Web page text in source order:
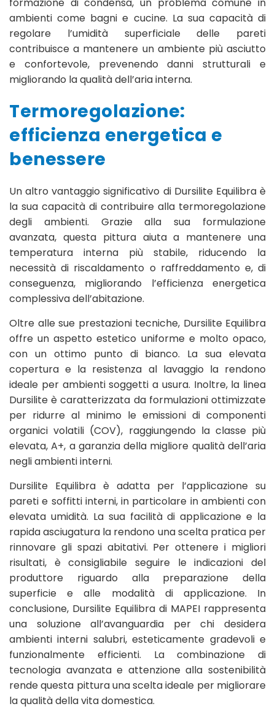
formazione di condensa, un problema comune in
ambienti come bagni e cucine. La sua capacità di
regolare l’umidità superficiale delle pareti
contribuisce a mantenere un ambiente più asciutto
e confortevole, prevenendo danni strutturali e
migliorando la qualità dell’aria interna.​
Termoregolazione:
efficienza energetica e
benessere
Un altro vantaggio significativo di Dursilite Equilibra è
la sua capacità di contribuire alla termoregolazione
degli ambienti. Grazie alla sua formulazione
avanzata, questa pittura aiuta a mantenere una
temperatura interna più stabile, riducendo la
necessità di riscaldamento o raffreddamento e, di
conseguenza, migliorando l’efficienza energetica
complessiva dell’abitazione.​
Oltre alle sue prestazioni tecniche, Dursilite Equilibra
offre un aspetto estetico uniforme e molto opaco,
con un ottimo punto di bianco. La sua elevata
copertura e la resistenza al lavaggio la rendono
ideale per ambienti soggetti a usura. Inoltre, la linea
Dursilite è caratterizzata da formulazioni ottimizzate
per ridurre al minimo le emissioni di componenti
organici volatili (COV), raggiungendo la classe più
elevata, A+, a garanzia della migliore qualità dell’aria
negli ambienti interni.
Dursilite Equilibra è adatta per l’applicazione su
pareti e soffitti interni, in particolare in ambienti con
elevata umidità. La sua facilità di applicazione e la
rapida asciugatura la rendono una scelta pratica per
rinnovare gli spazi abitativi. Per ottenere i migliori
risultati, è consigliabile seguire le indicazioni del
produttore riguardo alla preparazione della
superficie e alle modalità di applicazione.​ In
conclusione, Dursilite Equilibra di MAPEI rappresenta
una soluzione all’avanguardia per chi desidera
ambienti interni salubri, esteticamente gradevoli e
funzionalmente efficienti. La combinazione di
tecnologia avanzata e attenzione alla sostenibilità
rende questa pittura una scelta ideale per migliorare
la qualità della vita domestica.